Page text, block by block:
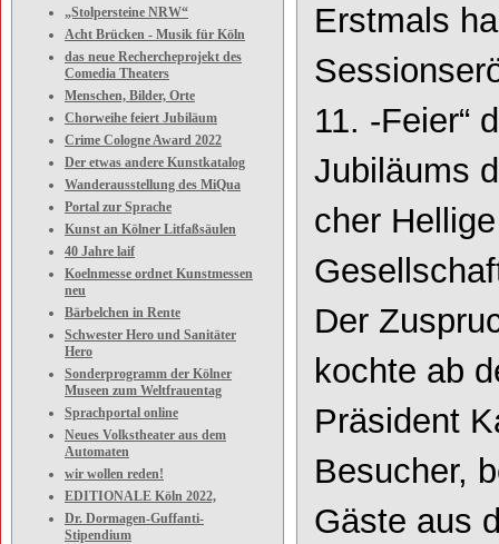
„Stolpersteine NRW“
Acht Brücken - Musik für Köln
das neue Rechercheprojekt des
Comedia Theaters
Menschen, Bilder, Orte
Chorweihe feiert Jubiläum
Crime Cologne Award 2022
Der etwas andere Kunstkatalog
Wanderausstellung des MiQua
Portal zur Sprache
Kunst an Kölner Litfaßsäulen
40 Jahre laif
Koelnmesse ordnet Kunstmessen
neu
Bärbelchen in Rente
Schwester Hero und Sanitäter
Hero
Sonderprogramm der Kölner
Museen zum Weltfrauentag
Sprachportal online
Neues Volkstheater aus dem
Automaten
wir wollen reden!
EDITIONALE Köln 2022,
Dr. Dormagen-Guffanti-
Stipendium
Erstmals
11. -Feier“
Jubiläums
cher
Der
kochte ab
Präsident
Besucher,
Gäste aus